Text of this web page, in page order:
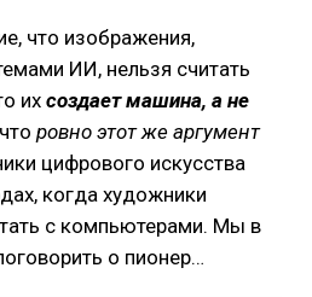
что изображения,
ИИ, нельзя считать
их создает машина, а не
ровно этот же аргумент
цифрового искусства
когда художники
с компьютерами. Мы в
о пионер…